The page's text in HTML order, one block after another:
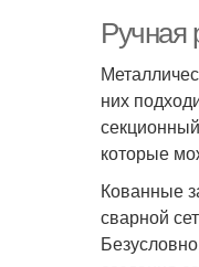
Ручная
них
которые
Кованные
сварной